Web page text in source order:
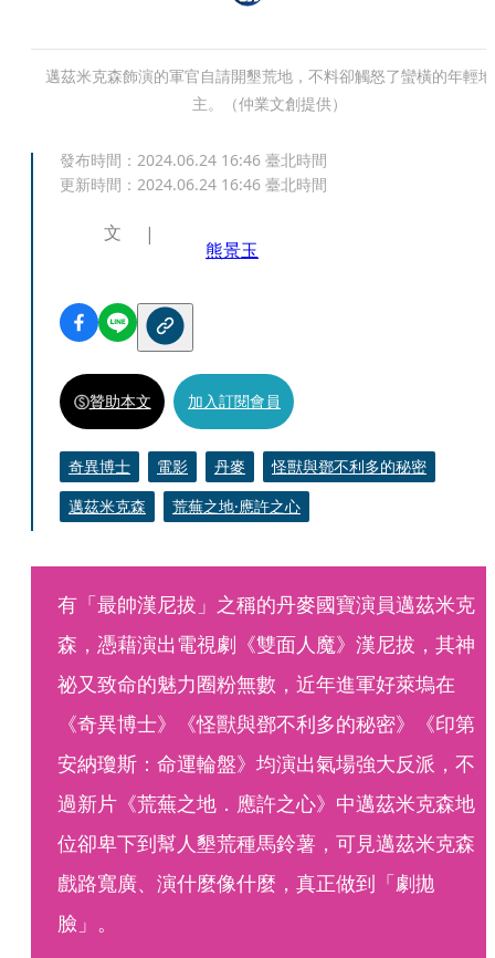
邁茲米克森飾演的軍官自請開墾荒地，不料卻觸怒了蠻橫的年輕地
主。（仲業文創提供）
發布時間： 2024.06.24 16:46 臺北時間
更新時間： 2024.06.24 16:46 臺北時間
文
熊景玉
贊助本文 加入訂閱會員
奇異博士 電影 丹麥
怪獸與鄧不利多的秘密
邁茲米克森
荒蕪之地·應許之心
有「最帥漢尼拔」之稱的丹麥國寶演員邁茲米克
森，憑藉演出電視劇《雙面人魔》漢尼拔，其神
祕又致命的魅力圈粉無數，近年進軍好萊塢在
《奇異博士》《怪獸與鄧不利多的秘密》《印第
安納瓊斯：命運輪盤》均演出氣場強大反派，不
過新片《荒蕪之地．應許之心》中邁茲米克森地
位卻卑下到幫人墾荒種馬鈴薯，可見邁茲米克森
戲路寬廣、演什麼像什麼，真正做到「劇拋
臉」。